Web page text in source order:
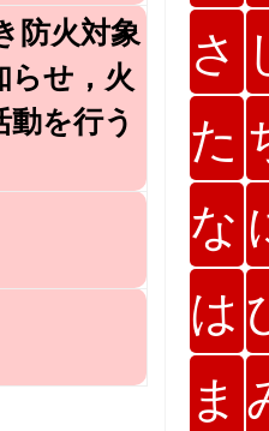
防火対象
らせ，火
を行う
さ
た
な
は
ま